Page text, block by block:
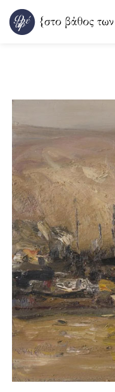
Μετάβαση
στο